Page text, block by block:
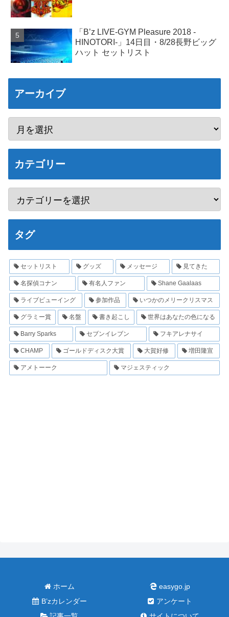
「B’z LIVE-GYM Pleasure 2018 -
HINOTORI-」14日目・8/28長野ビッグ
ハット セットリスト
アーカイブ
カテゴリー
タグ
セットリスト グッズ メッセージ 見てきた
名探偵コナン 有名人ファン Shane Gaalaas
ライブビューイング 参加作品 いつかのメリークリスマス
グラミー賞 名盤 書き起こし 世界はあなたの色になる
Barry Sparks セブンイレブン フキアレナサイ
CHAMP ゴールドディスク大賞 大賀好修 増田隆宣
アメトーーク マジェスティック
ホーム
easygo.jp
B’zカレンダー
アンケート